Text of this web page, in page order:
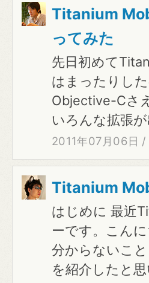
Titanium
ってみた
先日初めて
はまったりし
Objective-Cさ
いろんな拡張
2011年07月06日 /
Titanium
はじめに 最近
ーです。こん
分からないこ
を紹介したと